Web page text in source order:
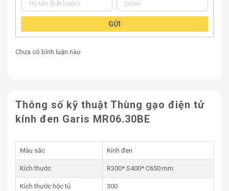
GỬI
Chưa có bình luận nào
Thông số kỹ thuật Thùng gạo điện tử
kính đen Garis MR06.30BE
Màu sắc Kính đen
Kích thước R300* S400* C650 mm
Kích thước hộc tủ 300